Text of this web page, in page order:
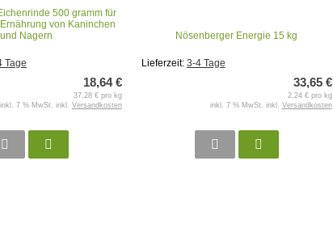
500 gramm für
von Kaninchen
und Nagern
Tage
18,64 €
37,28 € pro kg
inkl. 7 % MwSt. inkl. Versandkosten
Nösenberger Energie 15 kg
Lieferzeit: 3-4 Tage
33,65 €
2,24 € pro kg
inkl. 7 % MwSt. inkl. Versandkosten